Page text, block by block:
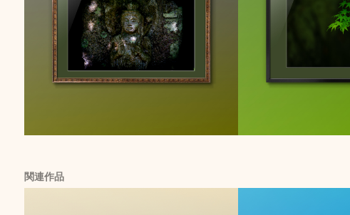
関連作品